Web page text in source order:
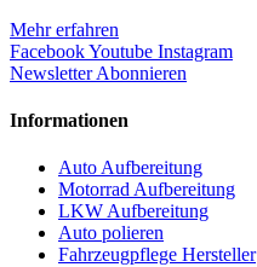
Mehr erfahren
FacebookYoutube Instagram
Newsletter Abonnieren
Informationen
Auto Aufbereitung
Motorrad Aufbereitung
LKW Aufbereitung
Auto polieren
Fahrzeugpflege Hersteller